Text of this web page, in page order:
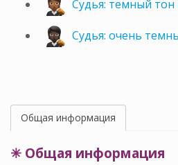
Судья: темный
Судья: очень
Общая информация
✳ Общая информация